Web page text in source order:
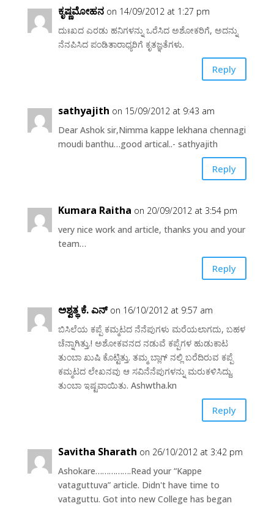
ಕೃಷ್ಣಮೋಹನ on 14/09/2012 at 1:27 pm
ದುಃಖದ ಎರಡು ಹನಿಗಳನ್ನು ಒರೆಸಿದ ಅಶೋಕರಿಗೆ, ಅದನ್ನು
ನೆನಪಿಸಿದ ಪಂಡಿತಾರಾಧ್ಯರಿಗೆ ಕೃತಜ್ಞತೆಗಳು.
Reply
sathyajith on 15/09/2012 at 9:43 am
Dear Ashok sir,Nimma kappe lekhana chennagi
moudi banthu…good artical..- sathyajith
Reply
Kumara Raitha on 20/09/2012 at 3:54 pm
very nice work and article, thanks you and your
team…
Reply
ಅಶ್ವತ್ಥ ಕೆ. ಎನ್ on 16/10/2012 at 9:57 am
ಬಿಸಿಲೆಯ ಕಪ್ಪೆ ಕಮ್ಮಟದ ನೆನೆಪುಗಳು ಮರೆಯಲಾಗದು, ಬಹಳ
ಚೆನ್ನಾಗಿತ್ತು.! ಅಶೋಕವನದ ನಡುವೆ ಕಪ್ಪೆಗಳ ಹುಡುಕಾಟ
ತುಂಬಾ ಖುಷಿ ಕೊಟ್ಟಿತ್ತು. ತಮ್ಮ ಬ್ಲಾಗ್ ನಲ್ಲಿ ಬರೆದಿರುವ ಕಪ್ಪೆ
ಕಮ್ಮಟದ ಲೇಖನವು ಆ ಸವಿನೆನೆಪುಗಳನ್ನು ಮರುಕಳಿಸಿದ್ದು.
ತುಂಬಾ ಇಷ್ಟವಾಯಿತು. Ashwtha.kn
Reply
Savitha Sharath on 26/10/2012 at 3:42 pm
Ashokare…………….Read your “Kappe
vataguttuva” article. Didn't have time to
vataguttu. Got into new College has began